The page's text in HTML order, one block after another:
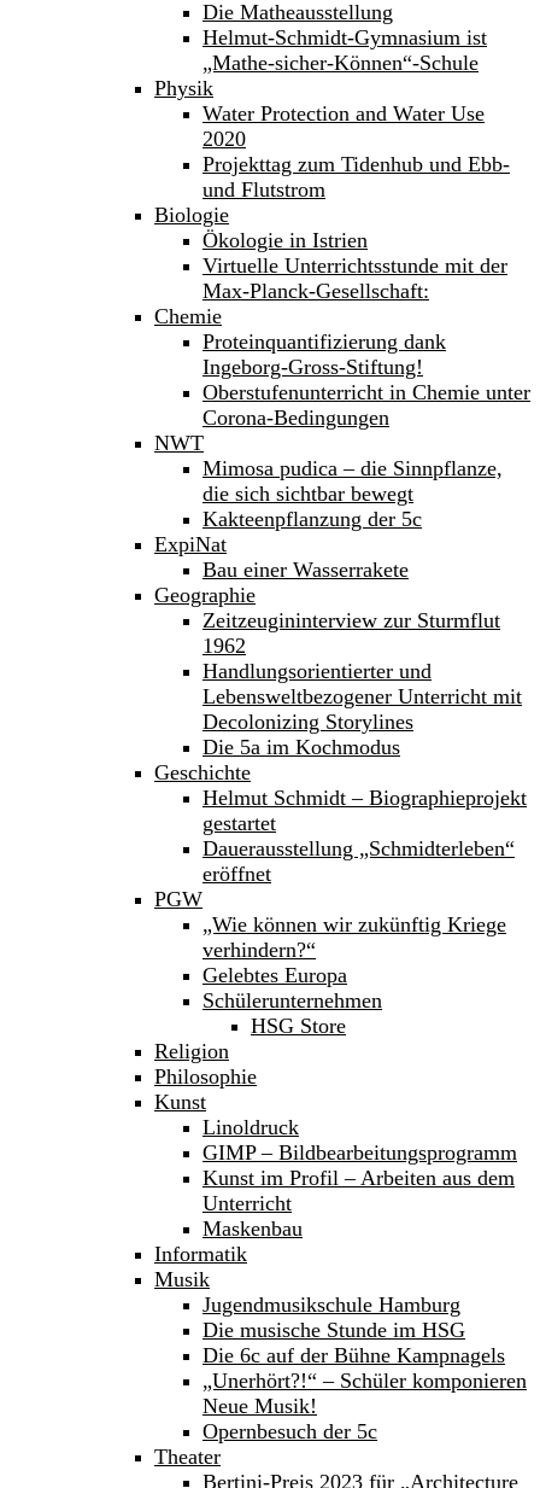
Die Matheausstellung
Helmut-Schmidt-Gymnasium ist
„Mathe-sicher-Können“-Schule
Physik
Water Protection and Water Use
2020
Projekttag zum Tidenhub und Ebb-
und Flutstrom
Biologie
Ökologie in Istrien
Virtuelle Unterrichtsstunde mit der
Max-Planck-Gesellschaft:
Chemie
Proteinquantifizierung dank
Ingeborg-Gross-Stiftung!
Oberstufenunterricht in Chemie unter
Corona-Bedingungen
NWT
Mimosa pudica – die Sinnpflanze,
die sich sichtbar bewegt
Kakteenpflanzung der 5c
ExpiNat
Bau einer Wasserrakete
Geographie
Zeitzeugininterview zur Sturmflut
1962
Handlungsorientierter und
Lebensweltbezogener Unterricht mit
Decolonizing Storylines
Die 5a im Kochmodus
Geschichte
Helmut Schmidt – Biographieprojekt
gestartet
Dauerausstellung „Schmidterleben“
eröffnet
PGW
„Wie können wir zukünftig Kriege
verhindern?“
Gelebtes Europa
Schülerunternehmen
HSG Store
Religion
Philosophie
Kunst
Linoldruck
GIMP – Bildbearbeitungsprogramm
Kunst im Profil – Arbeiten aus dem
Unterricht
Maskenbau
Informatik
Musik
Jugendmusikschule Hamburg
Die musische Stunde im HSG
Die 6c auf der Bühne Kampnagels
„Unerhört?!“ – Schüler komponieren
Neue Musik!
Opernbesuch der 5c
Theater
Bertini-Preis 2023 für „Architecture